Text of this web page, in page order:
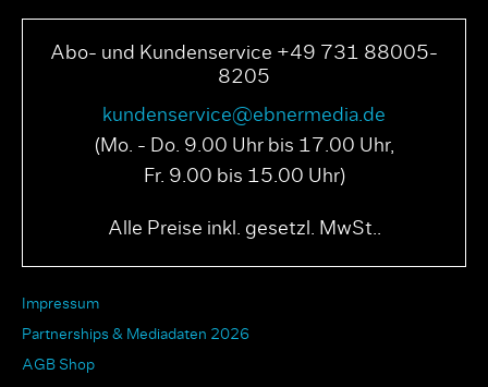
Abo- und Kundenservice +49 731 88005-
8205
kundenservice@ebnermedia.de
(Mo. - Do. 9.00 Uhr bis 17.00 Uhr,
Fr. 9.00 bis 15.00 Uhr)
Alle Preise inkl. gesetzl. MwSt..
Impressum
Partnerships & Mediadaten 2026
AGB Shop